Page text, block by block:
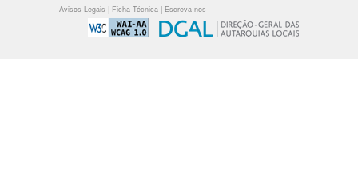
Avisos Legais | Ficha Técnica | Escreva-nos